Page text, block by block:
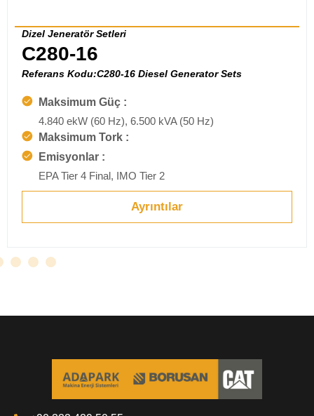
Dizel Jeneratör Setleri
C280-16
Referans Kodu:C280-16 Diesel Generator Sets
Maksimum Güç :
4.840 ekW (60 Hz), 6.500 kVA (50 Hz)
Maksimum Tork :
Emisyonlar :
EPA Tier 4 Final, IMO Tier 2
Ayrıntılar